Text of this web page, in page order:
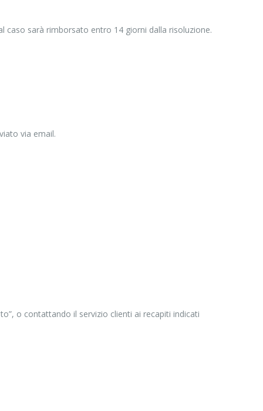
caso sarà rimborsato entro 14 giorni dalla risoluzione.
via email.
o contattando il servizio clienti ai recapiti indicati